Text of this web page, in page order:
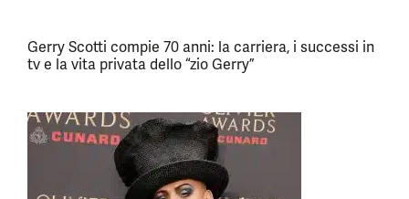
Gerry Scotti compie 70 anni: la carriera, i successi in
tv e la vita privata dello “zio Gerry”